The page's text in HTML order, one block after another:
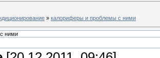
» калориферы и проблемы с ними
ними